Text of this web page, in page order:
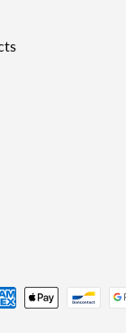
methods accepted